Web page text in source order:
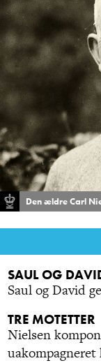
Den ældre Carl
SAUL OG
Saul og David
TRE MOTETTER
Nielsen
uakompagneret